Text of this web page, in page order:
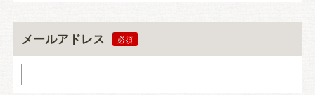
メールアドレス